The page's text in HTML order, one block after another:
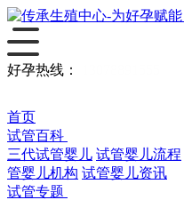
好孕热线：
首页
试管百科
三代试管婴儿 试管婴儿流程
管婴儿机构 试管婴儿资讯
试管专题